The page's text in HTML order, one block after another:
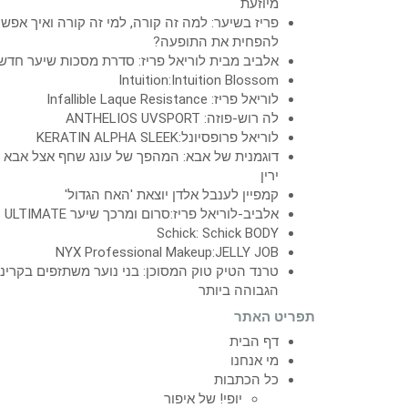
מיוזעת
פריז בשיער: למה זה קורה, למי זה קורה ואיך
להפחית את התופעה?
אלביב מבית לוריאל פריז: סדרת מסכות שיער
Intuition:Intuition Blossom
לוריאל פריז: Infallible Laque Resistance
לה רוש-פוזה: ANTHELIOS UVSPORT
לוריאל פרופסיונל:KERATIN ALPHA SLEEK
דוגמנית של אבא: המהפך של עונג שחף אצל אבא
ירין
קמפיין לענבל אלדן יוצאת 'האח הגדול'
אלביב-לוריאל פריז:סרום ומרכך שיער ULTIMATE
Schick: Schick BODY
NYX Professional Makeup:JELLY JOB
טרנד הטיק טוק המסוכן: בני נוער משתזפים
הגבוהה ביותר
תפריט האתר
דף הבית
מי אנחנו
כל הכתבות
יופי! של איפור